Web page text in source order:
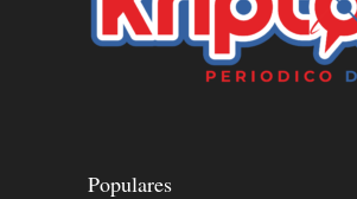
Populares